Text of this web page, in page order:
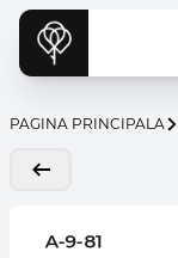
PAGINA PRINCIPALA